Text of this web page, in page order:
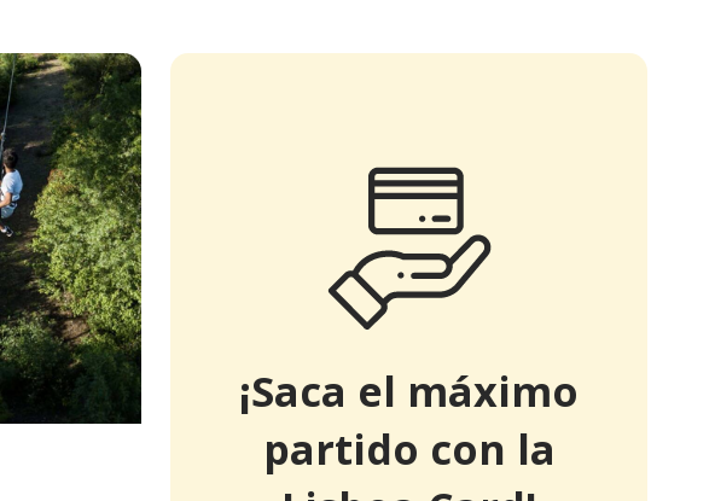
¡Saca el máximo
partido con la